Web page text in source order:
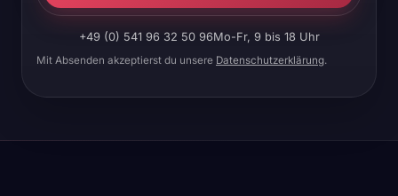
+49 (0) 541 96 32 50 96Mo-Fr, 9 bis 18 Uhr
Mit Absenden akzeptierst du unsere Datenschutzerklärung.